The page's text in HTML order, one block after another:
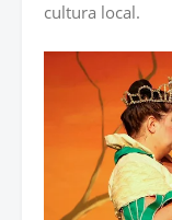
cultura local.